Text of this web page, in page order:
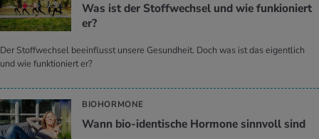
Was ist der Stoff­wech­sel und wie fun­kio­niert
er?
Der Stoffwechsel beeinflusst unsere Gesundheit. Doch was ist das eigentlich
und wie funktioniert er?
BIOHORMONE
Wann bio-iden­ti­sche Hor­mo­ne sinn­voll sind